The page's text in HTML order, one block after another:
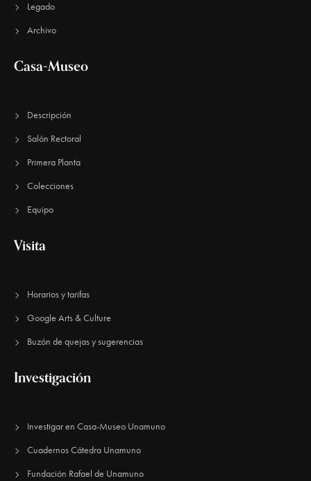
Legado
Archivo
Casa-Museo
Descripción
Salón Rectoral
Primera Planta
Colecciones
Equipo
Visita
Horarios y tarifas
Google Arts & Culture
Buzón de quejas y sugerencias
Investigación
Investigar en Casa-Museo Unamuno
Cuadernos Cátedra Unamuno
Fundación Rafael de Unamuno​